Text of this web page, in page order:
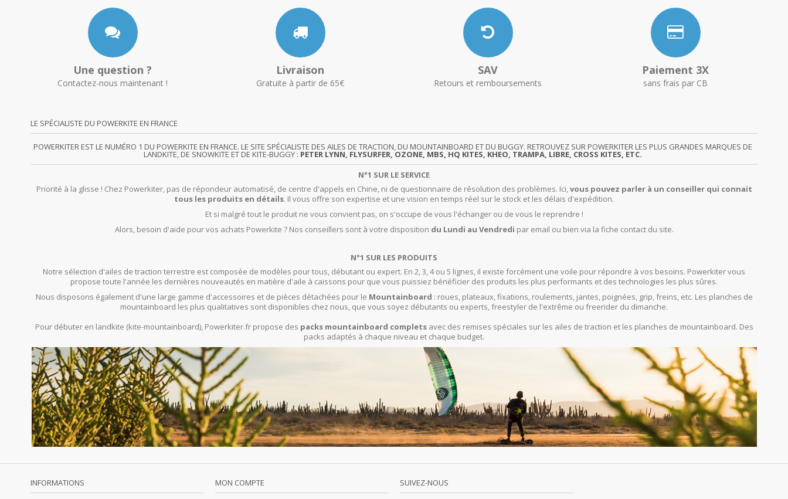
Une question ?
Contactez-nous maintenant !
Livraison
Gratuite à partir de 65€
SAV
Retours et remboursements
Paiement 3X
sans frais par CB
LE SPÉCIALISTE DU POWERKITE EN FRANCE
POWERKITER EST LE NUMÉRO 1 DU POWERKITE EN FRANCE. LE SITE SPÉCIALISTE DES AILES DE TRACTION, DU MOUNTAINBOARD ET DU BUGGY. RETROUVEZ SUR POWERKITER LES PLUS GRANDES MARQUES DE
LANDKITE, DE SNOWKITE ET DE KITE-BUGGY : PETER LYNN, FLYSURFER, OZONE, MBS, HQ KITES, KHEO, TRAMPA, LIBRE, CROSS KITES, ETC.
N°1 SUR LE SERVICE
Priorité à la glisse ! Chez Powerkiter, pas de répondeur automatisé, de centre d'appels en Chine, ni de questionnaire de résolution des problèmes. Ici,vous pouvez parler à un conseiller qui connait
tous les produits en détails. Il vous offre son expertise et une vision en temps réel sur le stock et les délais d'expédition.
Et si malgré tout le produit ne vous convient pas, on s'occupe de vous l'échanger ou de vous le reprendre !
Alors, besoin d'aide pour vos achats Powerkite ? Nos conseillers sont à votre disposition du Lundi au Vendredi par email ou bien via la fiche contact du site.
N°1 SUR LES PRODUITS
Notre sélection d'ailes de traction terrestre est composée de modèles pour tous, débutant ou expert. En 2, 3, 4 ou 5 lignes, il existe forcément une voile pour répondre à vos besoins. Powerkiter vous
propose toute l'année les dernières nouveautés en matière d'aile à caissons pour que vous puissiez bénéficier des produits les plus performants et des technologies les plus sûres.
Nous disposons également d'une large gamme d'accessoires et de pièces détachées pour le Mountainboard : roues, plateaux, fixations, roulements, jantes, poignées, grip, freins, etc. Les planches de
mountainboard les plus qualitatives sont disponibles chez nous, que vous soyez débutants ou experts, freestyler de l'extrême ou freerider du dimanche.
Pour débuter en landkite (kite-mountainboard), Powerkiter.fr propose des packs mountainboard completsavec des remises spéciales sur les ailes de traction et les planches de mountainboard. Des
packs adaptés à chaque niveau et chaque budget.
INFORMATIONS MON COMPTE SUIVEZ-NOUS